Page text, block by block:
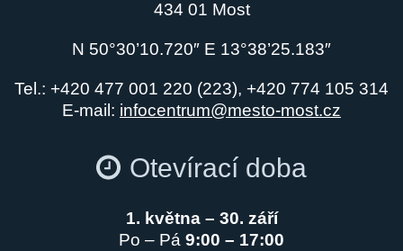
434 01 Most
N 50°30’10.720″ E 13°38’25.183″
Tel.: +420 477 001 220 (223), +420 774 105 314
E-mail: infocentrum@mesto-most.cz
Otevírací doba
1. května – 30. září
Po – Pá 9:00 – 17:00